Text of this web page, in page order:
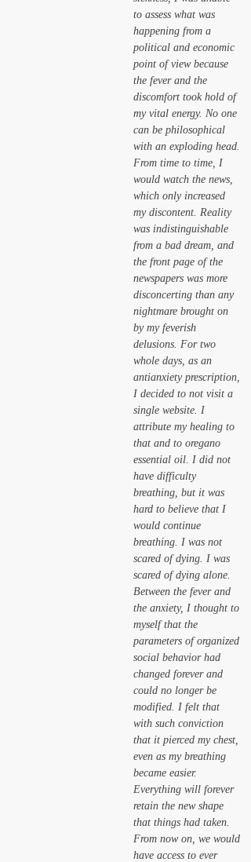
to assess what was
happening from a
political and economic
point of view because
the fever and the
discomfort took hold of
my vital energy. No one
can be philosophical
with an exploding head.
From time to time, I
would watch the news,
which only increased
my discontent. Reality
was indistinguishable
from a bad dream, and
the front page of the
newspapers was more
disconcerting than any
nightmare brought on
by my feverish
delusions. For two
whole days, as an
antianxiety prescription,
I decided to not visit a
single website. I
attribute my healing to
that and to oregano
essential oil. I did not
have difficulty
breathing, but it was
hard to believe that I
would continue
breathing. I was not
scared of dying. I was
scared of dying alone.
Between the fever and
the anxiety, I thought to
myself that the
parameters of organized
social behavior had
changed forever and
could no longer be
modified. I felt that
with such conviction
that it pierced my chest,
even as my breathing
became easier.
Everything will forever
retain the new shape
that things had taken.
From now on, we would
have access to ever